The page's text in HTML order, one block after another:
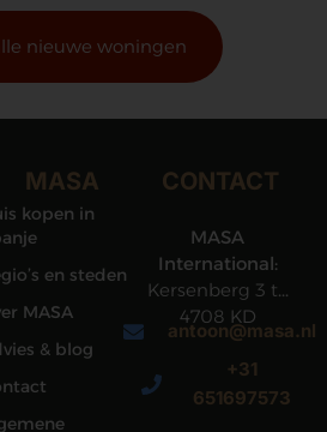
nieuwe woningen
MASA
kopen in
en steden
MASA
& blog
CONTACT
MASA
International:
Kersenberg 3 te
4708 KD
Roosendaal
antoon@masa.nl
+31
651697573